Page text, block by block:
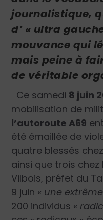
journalistique,
d’ « ultra
mouvance qui
mais peine à
de véritable
Ce samedi 8 juin
mobilisation de
l’autoroute A69
été émaillée de
quatre blessés
ainsi que trois
Vilbois, préfet du
9 juin « une
200 individus «